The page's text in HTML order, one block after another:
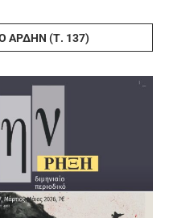
ΆΡΔΗΝ (Τ. 137)